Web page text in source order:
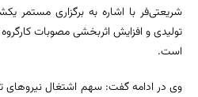
شریعتی‌فر با اشاره به برگزاری مستمر
است.